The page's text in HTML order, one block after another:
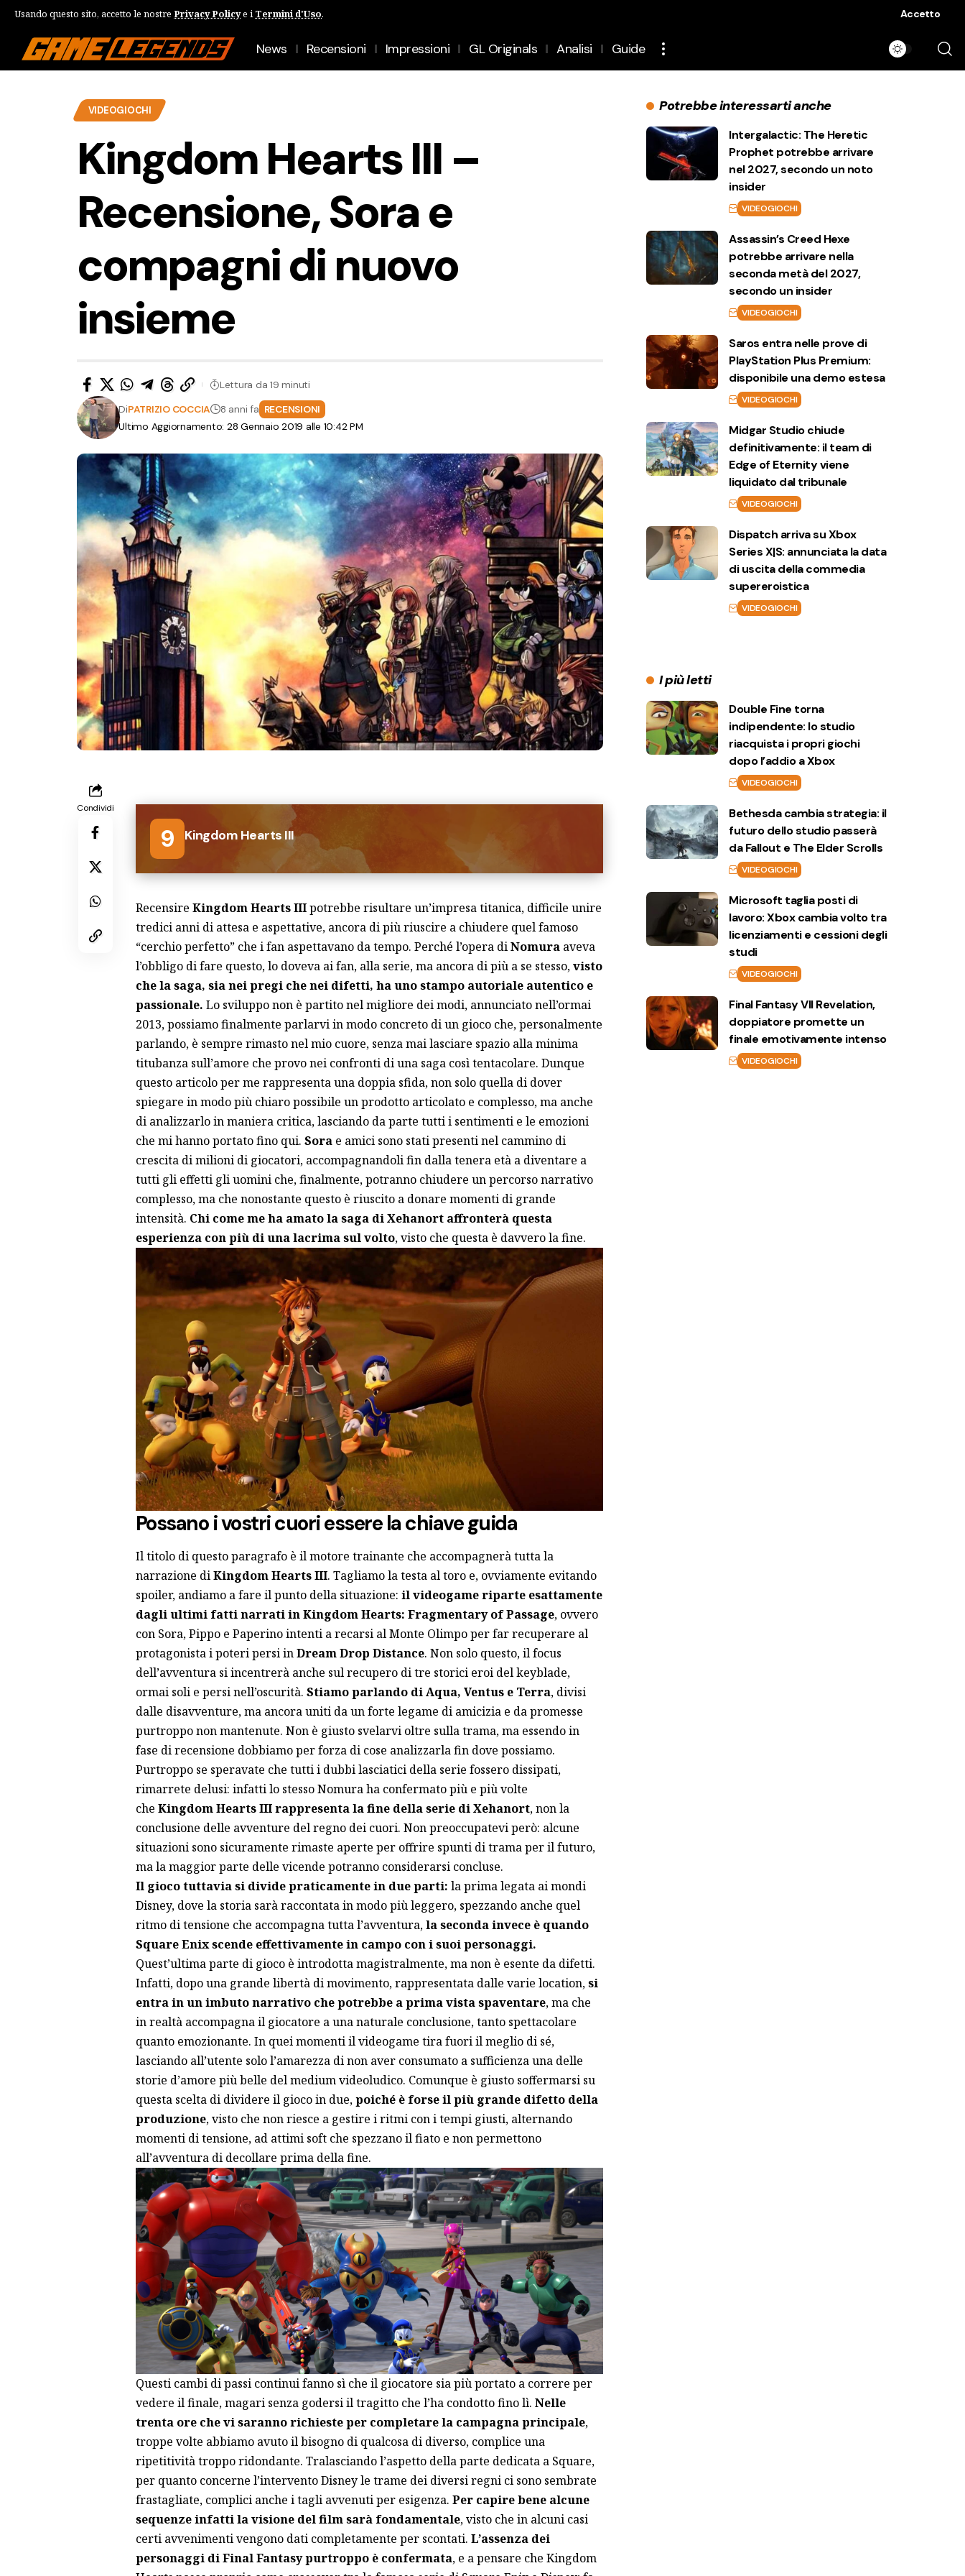
Usando questo sito, accetto le nostre Privacy Policye i Termini d'Uso. Accetto
News Recensioni Impressioni GL Originals Analisi Guide
VIDEOGIOCHI
Kingdom Hearts III –
Recensione, Sora e
compagni di nuovo
insieme
Ultimo Aggiornamento: 28 Gennaio 2019 alle 10:42 PM
DiPATRIZIO COCCIA 8 anni fa RECENSIONI
Lettura da 19 minuti
Condividi
9 Kingdom Hearts III
Recensire Kingdom Hearts IIIpotrebbe risultare un’impresa titanica, difficile unire
tredici anni di attesa e aspettative, ancora di più riuscire a chiudere quel famoso
“cerchio perfetto” che i fan aspettavano da tempo. Perché l’opera diNomuraaveva
l’obbligo di fare questo, lo doveva ai fan, alla serie, ma ancora di più a se stesso,visto
che la saga, sia nei pregi che nei difetti, ha uno stampo autoriale autentico e
passionale. Lo sviluppo non è partito nel migliore dei modi, annunciato nell’ormai
2013, possiamo finalmente parlarvi in modo concreto di un gioco che, personalmente
parlando, è sempre rimasto nel mio cuore, senza mai lasciare spazio alla minima
titubanza sull’amore che provo nei confronti di una saga così tentacolare. Dunque
questo articolo per me rappresenta una doppia sfida, non solo quella di dover
spiegare in modo più chiaro possibile un prodotto articolato e complesso, ma anche
di analizzarlo in maniera critica, lasciando da parte tutti i sentimenti e le emozioni
che mi hanno portato fino qui. Sorae amici sono stati presenti nel cammino di
crescita di milioni di giocatori, accompagnandoli fin dalla tenera età a diventare a
tutti gli effetti gli uomini che, finalmente, potranno chiudere un percorso narrativo
complesso, ma che nonostante questo è riuscito a donare momenti di grande
intensità. Chi come me ha amato la saga di Xehanort affronterà questa
esperienza con più di una lacrima sul volto, visto che questa è davvero la fine.
Possano i vostri cuori essere la chiave guida
Il titolo di questo paragrafo è il motore trainante che accompagnerà tutta la
narrazione diKingdom Hearts III. Tagliamo la testa al toro e, ovviamente evitando
spoiler, andiamo a fare il punto della situazione: il videogame riparte esattamente
dagli ultimi fatti narrati in Kingdom Hearts: Fragmentary of Passage, ovvero
con Sora, Pippo e Paperino intenti a recarsi al Monte Olimpo per far recuperare al
protagonista i poteri persi inDream Drop Distance. Non solo questo, il focus
dell’avventura si incentrerà anche sul recupero di tre storici eroi del keyblade,
ormai soli e persi nell’oscurità. Stiamo parlando di Aqua, Ventus e Terra, divisi
dalle disavventure, ma ancora uniti da un forte legame di amicizia e da promesse
purtroppo non mantenute. Non è giusto svelarvi oltre sulla trama, ma essendo in
fase di recensione dobbiamo per forza di cose analizzarla fin dove possiamo.
Purtroppo se speravate che tutti i dubbi lasciatici della serie fossero dissipati,
rimarrete delusi: infatti lo stesso Nomura ha confermato più e più volte
che Kingdom Hearts III rappresenta la fine della serie di Xehanort, non la
conclusione delle avventure del regno dei cuori. Non preoccupatevi però: alcune
situazioni sono sicuramente rimaste aperte per offrire spunti di trama per il futuro,
ma la maggior parte delle vicende potranno considerarsi concluse.
Il gioco tuttavia si divide praticamente in due parti: la prima legata ai mondi
Disney, dove la storia sarà raccontata in modo più leggero, spezzando anche quel
ritmo di tensione che accompagna tutta l’avventura,la seconda invece è quando
Square Enix scende effettivamente in campo con i suoi personaggi.
Quest’ultima parte di gioco è introdotta magistralmente, ma non è esente da difetti.
Infatti, dopo una grande libertà di movimento, rappresentata dalle varie location,si
entra in un imbuto narrativo che potrebbe a prima vista spaventare, ma che
in realtà accompagna il giocatore a una naturale conclusione, tanto spettacolare
quanto emozionante. In quei momenti il videogame tira fuori il meglio di sé,
lasciando all’utente solo l’amarezza di non aver consumato a sufficienza una delle
storie d’amore più belle del medium videoludico. Comunque è giusto soffermarsi su
questa scelta di dividere il gioco in due,poiché è forse il più grande difetto della
produzione, visto che non riesce a gestire i ritmi con i tempi giusti, alternando
momenti di tensione, ad attimi soft che spezzano il fiato e non permettono
all’avventura di decollare prima della fine.
Questi cambi di passi continui fanno sì che il giocatore sia più portato a correre per
vedere il finale, magari senza godersi il tragitto che l’ha condotto fino lì. Nelle
trenta ore che vi saranno richieste per completare la campagna principale,
troppe volte abbiamo avuto il bisogno di qualcosa di diverso, complice una
ripetitività troppo ridondante. Tralasciando l’aspetto della parte dedicata a Square,
per quanto concerne l’intervento Disney le trame dei diversi regni ci sono sembrate
frastagliate, complici anche i tagli avvenuti per esigenza. Per capire bene alcune
sequenze infatti la visione del film sarà fondamentale, visto che in alcuni casi
certi avvenimenti vengono dati completamente per scontati. L’assenza dei
personaggi di Final Fantasy purtroppo è confermata, e a pensare che Kingdom
Potrebbe interessarti anche
Intergalactic: The Heretic
Prophet potrebbe arrivare
nel 2027, secondo un noto
insider
VIDEOGIOCHI
Assassin’s Creed Hexe
potrebbe arrivare nella
seconda metà del 2027,
secondo un insider
VIDEOGIOCHI
Saros entra nelle prove di
PlayStation Plus Premium:
disponibile una demo estesa
VIDEOGIOCHI
Midgar Studio chiude
definitivamente: il team di
Edge of Eternity viene
liquidato dal tribunale
VIDEOGIOCHI
Dispatch arriva su Xbox
Series X|S: annunciata la data
di uscita della commedia
supereroistica
VIDEOGIOCHI
I più letti
Double Fine torna
indipendente: lo studio
riacquista i propri giochi
dopo l’addio a Xbox
VIDEOGIOCHI
Bethesda cambia strategia: il
futuro dello studio passerà
da Fallout e The Elder Scrolls
VIDEOGIOCHI
Microsoft taglia posti di
lavoro: Xbox cambia volto tra
licenziamenti e cessioni degli
studi
VIDEOGIOCHI
Final Fantasy VII Revelation,
doppiatore promette un
finale emotivamente intenso
VIDEOGIOCHI